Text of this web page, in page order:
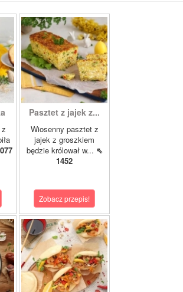
Pasztet z jajek z...
Wiosenny pasztet z
jajek z groszkiem
będzie królował w... ⇖
1452
Zobacz przepis!